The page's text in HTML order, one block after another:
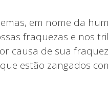
em nome da
fraquezas e nos
causa de sua
estão zangados